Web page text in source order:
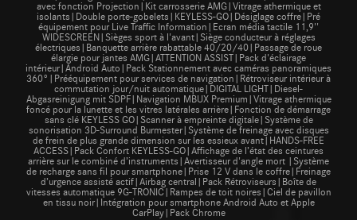
avec fonction Projection|Kit carrosserie AMG|Vitrage athermique et
isolants|Double porte-gobelets|KEYLESS-GO|Désiglage coffre|Pré
équipement pour Live Traffic Information|Ecran média tactile 11,9''
WIDESCREEN|Sièges sport à l'avant|Siège conducteur à réglages
électriques|Banquette arrière rabattable 40/20/40|Passage de roue
élargie pour jantes AMG|ATTENTION ASSIST|Pack d'éclairage
intérieur|Android Auto|Pack Stationnement avec caméras panoramiques
360°|Prééquipement pour services de navigation|Rétroviseur intérieur à
commutation jour/nuit automatique|DIGITAL LIGHT|Diesel-
Abgasreinigung mit SDPF|Navigation MBUX Premium|Vitrage athermique
foncé pour la lunette et les vitres latérales arrière|Fonction de démarrage
sans clé KEYLESS GO|Scanner à empreinte digitale|Système de
sonorisation 3D-Surround Burmester|Système de freinage avec disques
de frein de plus grande dimension sur les essieux avant|HANDS-FREE
ACCESS|Pack Confort KEYLESS-GO|Affichage de l’état des ceintures
arrière sur le combiné d’instruments|Avertisseur d'angle mort |Système
de recharge sans fil pour smartphone|Prise 12 V dans le coffre|Freinage
d’urgence assisté actif|Airbag central|Pack Rétroviseurs|Boîte de
vitesses automatique 9G-TRONIC|Rampes de toit noires|Ciel de pavillon
en tissu noir|Intégration pour smartphone Android Auto et Apple
CarPlay|Pack Chrome